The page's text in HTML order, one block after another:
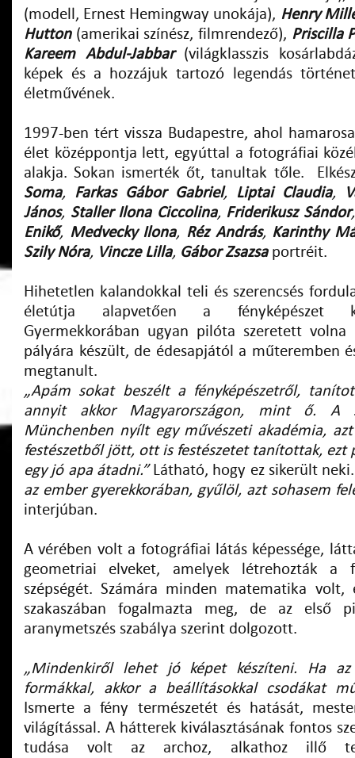
(modell, Ernest Hemingway unokája), Henry
Hutton(amerikai színész, filmrendező), Priscilla
Kareem Abdul-Jabbar(világklasszis
képek és a hozzájuk tartozó legendás
életművének.
1997-ben tért vissza Budapestre, ahol
élet középpontja lett, egyúttal a fotográfiai
alakja. Sokan ismerték őt, tanultak tőle.
Soma, Farkas Gábor Gabriel, Liptai Claudia,
János, Staller Ilona Ciccolina, Friderikusz Sándor
Enikő, Medvecky Ilona, Réz András, Karinthy
Szily Nóra, Vincze Lilla, Gábor Zsazsaportréit.
Hihetetlen kalandokkal teli és szerencsés
életútja alapvetően a fényképészet
Gyermekkorában ugyan pilóta szeretett volna
pályára készült, de édesapjától a műteremben
megtanult.
„Apám sokat beszélt a fényképészetről,
annyit akkor Magyarországon, mint ő. A
Münchenben nyílt egy művészeti akadémia,
festészetből jött, ott is festészetet tanítottak, ezt
egy jó apa átadni.” Látható, hogy ez sikerült
az ember gyerekkorában, gyűlöl, azt sohasem
interjúban.
A vérében volt a fotográfiai látás képessége,
geometriai elveket, amelyek létrehozták a
szépségét. Számára minden matematika
szakaszában fogalmazta meg, de az első
aranymetszés szabálya szerint dolgozott.
„Mindenkiről lehet jó képet készíteni. Ha
formákkal, akkor a beállításokkal csodákat
Ismerte a fény természetét és hatását,
világítással. A hátterek kiválasztásának fontos
tudása volt az archoz, alkathoz illő